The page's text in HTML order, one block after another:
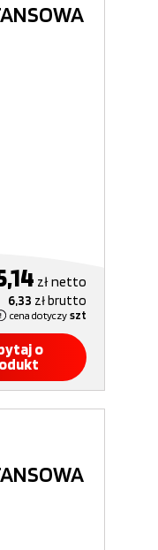
złnetto
6,33 złbrutto
cena dotyczy szt
o